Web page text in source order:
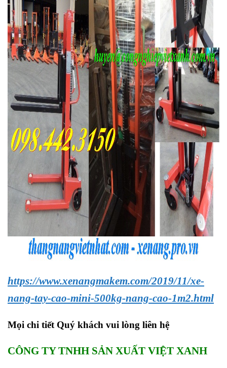
https://www.xenangmakem.com/2019/11/xe-
nang-tay-cao-mini-500kg-nang-cao-1m2.html
Mọi chi tiết Quý khách vui lòng liên hệ
CÔNG TY TNHH SẢN XUẤT VIỆT XANH